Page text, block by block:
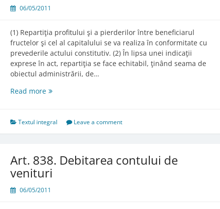
06/05/2011
(1) Repartiţia profitului şi a pierderilor între beneficiarul
fructelor şi cel al capitalului se va realiza în conformitate cu
prevederile actului constitutiv. (2) În lipsa unei indicaţii
exprese în act, repartiţia se face echitabil, ţinând seama de
obiectul administrării, de…
Read moreArt.
profitului
şi
Textul integral Leave a comment
Art. 838. Debitarea contului de
venituri
06/05/2011